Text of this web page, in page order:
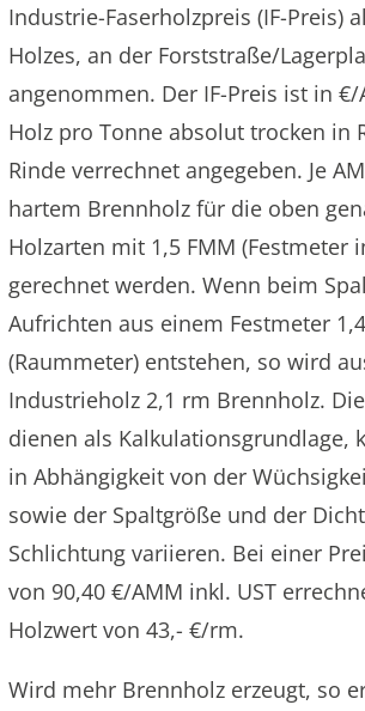
Industrie-Faserholzpreis (IF-Preis)
Holzes, an der Forststraße/
angenommen. Der IF-Preis ist in €/
Holz pro Tonne absolut trocken in
Rinde verrechnet angegeben. Je
hartem Brennholz für die oben
Holzarten mit 1,5 FMM (Festmeter
gerechnet werden. Wenn beim
Aufrichten aus einem Festmeter
(Raummeter) entstehen, so wird
Industrieholz 2,1 rm Brennholz.
dienen als Kalkulationsgrundlage,
in Abhängigkeit von der
sowie der Spaltgröße und der
Schlichtung variieren. Bei einer
von 90,40 €/AMM inkl. UST
Holzwert von 43,- €/rm.
Wird mehr Brennholz erzeugt, so